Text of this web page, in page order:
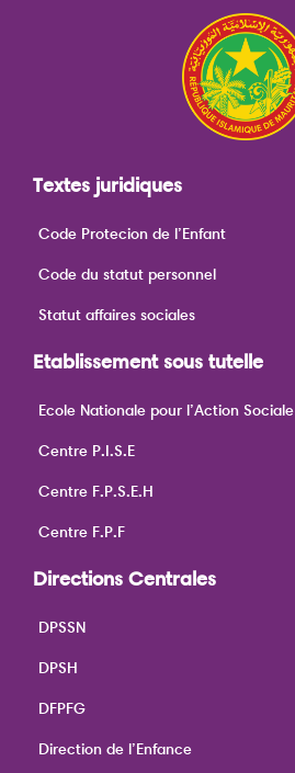
Textes juridiques
Code Protecion de l’Enfant
Code du statut personnel
Statut affaires sociales
Etablissement sous tutelle
Ecole Nationale pour l’Action Sociale
Centre P.I.S.E
Centre F.P.S.E.H
Centre F.P.F
Directions Centrales
DPSSN
DPSH
DFPFG
Direction de l’Enfance